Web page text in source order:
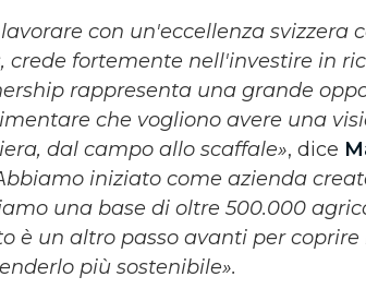
con un'eccellenza svizzera
crede fortemente nell'investire in
rappresenta una grande
che vogliono avere una
dal campo allo scaffale», dice
iniziato come azienda
una base di oltre 500.000
è un altro passo avanti per
più sostenibile».